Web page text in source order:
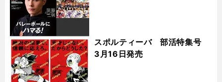
スポルティーバ 部活特集号
3月16日発売